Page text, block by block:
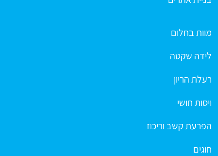
מוות בחלום
לידה שקטה
רעלת הריון
ויסות חושי
הפרעת קשב וריכוז
חוגים